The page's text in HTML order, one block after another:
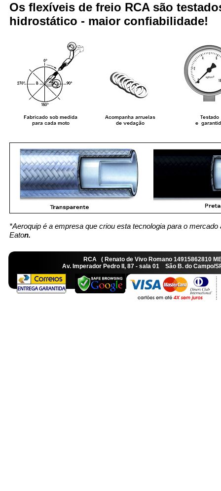
Os flexíveis de freio RCA são
hidrostático - maior confiabilidade!
*Aeroquip é a empresa que criou esta tecnologia para o
Eaton.
RCA ( Renato de Vivo Romano
Av. Imperador Pedro II, 87 - sala 01 São B. do